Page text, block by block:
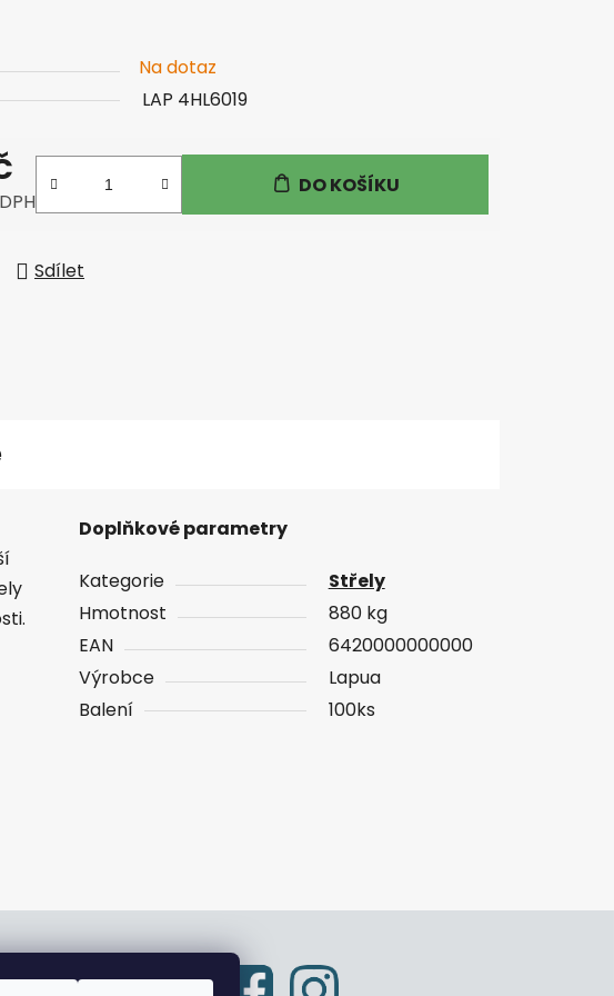
Na dotaz
LAP 4HL6019
DO KOŠÍKU
Sdílet
Doplňkové parametry
Kategorie
Střely
Hmotnost
880 kg
EAN
6420000000000
Výrobce
Lapua
Balení
100ks